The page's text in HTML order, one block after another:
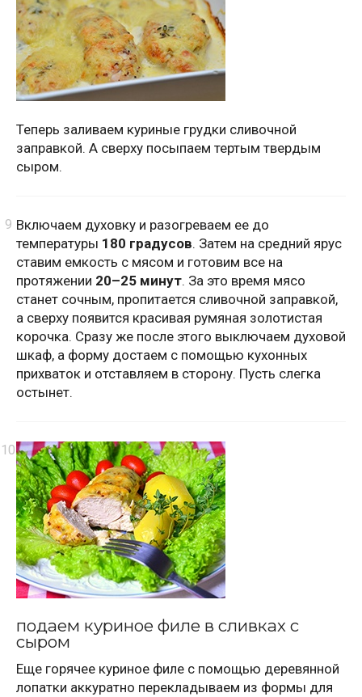
Теперь заливаем куриные грудки сливочной
заправкой. А сверху посыпаем тертым твердым
сыром.
Включаем духовку и разогреваем ее до
температуры 180 градусов. Затем на средний ярус
ставим емкость с мясом и готовим все на
протяжении 20–25 минут. За это время мясо
станет сочным, пропитается сливочной заправкой,
а сверху появится красивая румяная золотистая
корочка. Сразу же после этого выключаем духовой
шкаф, а форму достаем с помощью кухонных
прихваток и отставляем в сторону. Пусть слегка
остынет.
подаем куриное филе в сливках с
сыром
Еще горячее куриное филе с помощью деревянной
лопатки аккуратно перекладываем из формы для